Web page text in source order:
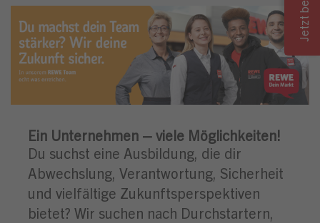
Ein Unternehmen – viele Möglichkeiten!
Du suchst eine Ausbildung, die dir
Abwechslung, Verantwortung, Sicherheit
und vielfältige Zukunftsperspektiven
bietet? Wir suchen nach Durchstartern,